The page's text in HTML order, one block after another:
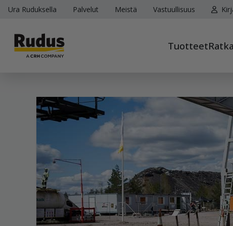
Ura Ruduksella Palvelut Meistä Vastuullisuus
Tuotteet